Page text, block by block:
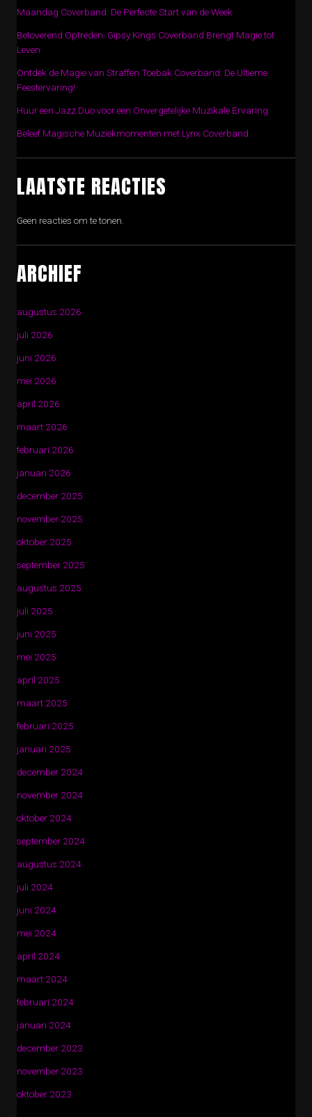
Maandag Coverband: De Perfecte Start van de Week
Betoverend Optreden: Gipsy Kings Coverband Brengt Magie tot
Leven
Ontdek de Magie van Straffen Toebak Coverband: De Ultieme
Feestervaring!
Huur een Jazz Duo voor een Onvergetelijke Muzikale Ervaring
Beleef Magische Muziekmomenten met Lynx Coverband
LAATSTE REACTIES
Geen reacties om te tonen.
ARCHIEF
augustus 2026
juli 2026
juni 2026
mei 2026
april 2026
maart 2026
februari 2026
januari 2026
december 2025
november 2025
oktober 2025
september 2025
augustus 2025
juli 2025
juni 2025
mei 2025
april 2025
maart 2025
februari 2025
januari 2025
december 2024
november 2024
oktober 2024
september 2024
augustus 2024
juli 2024
juni 2024
mei 2024
april 2024
maart 2024
februari 2024
januari 2024
december 2023
november 2023
oktober 2023